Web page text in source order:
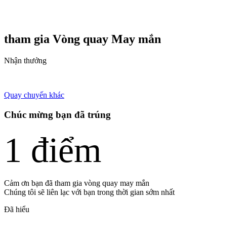
tham gia Vòng quay May mắn
Nhận thưởng
Quay chuyến khác
Chúc mừng bạn đã trúng
1 điểm
Cảm ơn bạn đã tham gia vòng quay may mắn
Chúng tôi sẽ liên lạc với bạn trong thời gian sớm nhất
Đã hiểu